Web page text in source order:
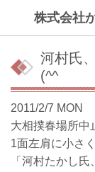
株式会社
河村氏
(^^ゞ
2011/2/7 MON
大相撲春場所中
1面左肩に小さ
「河村たかし